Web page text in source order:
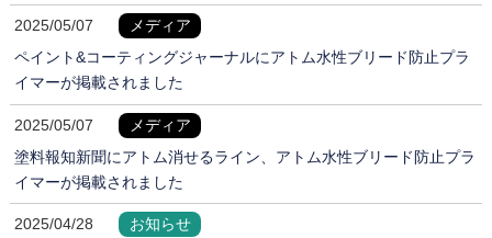
2025/05/07
メディア
ペイント&コーティングジャーナルにアトム水性ブリード防止プラ
イマーが掲載されました
2025/05/07
メディア
塗料報知新聞にアトム消せるライン、アトム水性ブリード防止プラ
イマーが掲載されました
2025/04/28
お知らせ